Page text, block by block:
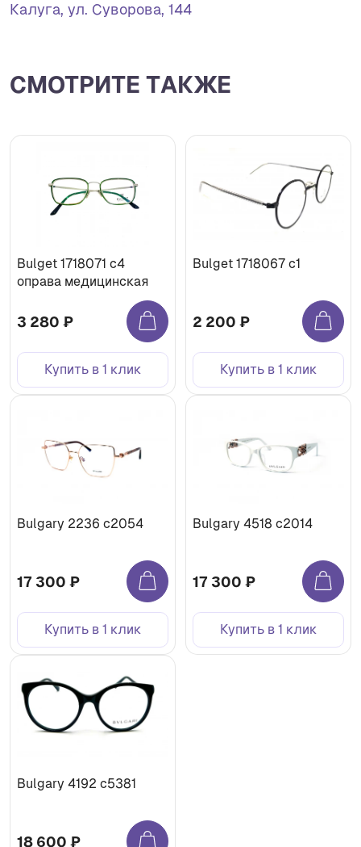
Калуга, ул. Суворова, 144
СМОТРИТЕ ТАКЖЕ
Bulget 1718071 c4
оправа медицинская
3 280 ₽
Купить в 1 клик
Bulget 1718067 c1
2 200 ₽
Купить в 1 клик
Bulgary 2236 c2054
17 300 ₽
Купить в 1 клик
Bulgary 4518 c2014
17 300 ₽
Купить в 1 клик
Bulgary 4192 c5381
18 600 ₽